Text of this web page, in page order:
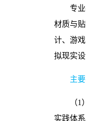
专
材质与
计、游
拟现实设
主
（1
实践体